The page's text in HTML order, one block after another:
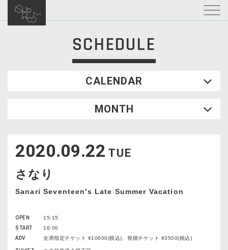
SCHEDULE
CALENDAR
WED
2
3 4 5
16
23
24 25 26 27 28
MONTH
2020.09.22 TUE
さなり
Sanari Seventeen's Late Summer Vacation
OPEN
15:15
START
16:00
ADV
全席指定チケット ¥10600(税込)、視聴チケット ¥3500(税込)